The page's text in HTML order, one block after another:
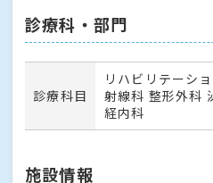
診療科・部門
診療科目
リハビリテーシ
射線科 整形外科
経内科
施設情報